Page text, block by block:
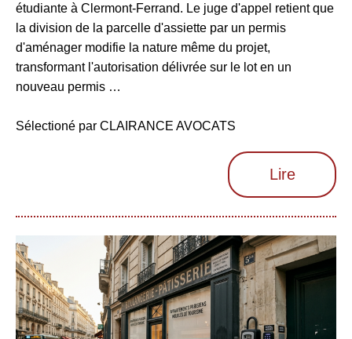
étudiante à Clermont-Ferrand. Le juge d'appel retient que
la division de la parcelle d'assiette par un permis
d'aménager modifie la nature même du projet,
transformant l'autorisation délivrée sur le lot en un
nouveau permis …
Sélectioné par CLAIRANCE AVOCATS
Lire